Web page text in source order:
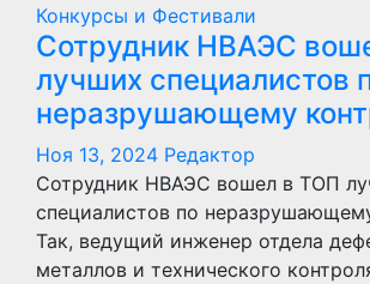
Конкурсы и Фестивали
Сотрудник НВАЭС
лучших специалистов
неразрушающему
Ноя 13, 2024 Редактор
​Сотрудник НВАЭС вошел в ТОП
специалистов по
Так, ведущий инженер отдела
металлов и технического